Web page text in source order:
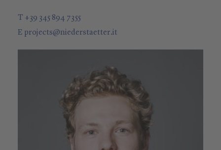
T +39 345 894 7355
E projects@niederstaetter.it